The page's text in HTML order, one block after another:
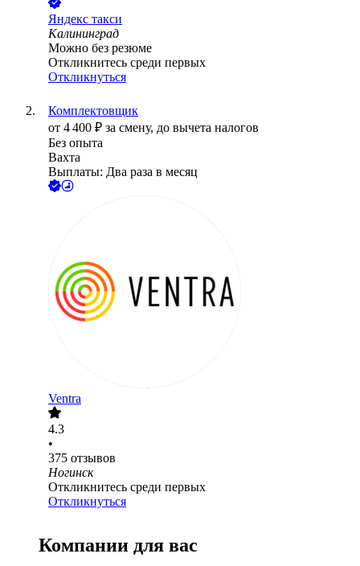
Яндекс такси
Калининград
Можно без резюме
Откликнитесь среди первых
Откликнуться
Комплектовщик
от 4 400 ₽ за смену, до вычета налогов
Без опыта
Вахта
Выплаты: Два раза в месяц
Ventra
4.3
•
375 отзывов
Ногинск
Откликнитесь среди первых
Откликнуться
Компании для вас